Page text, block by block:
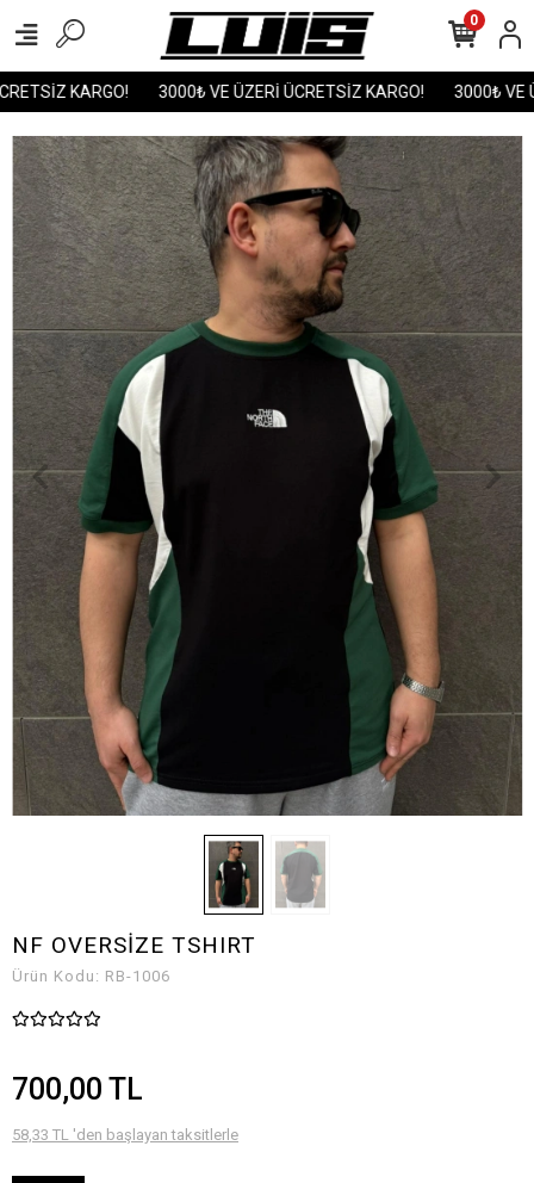
KARGO! 3000₺ VE ÜZERİ ÜCRETSİZ KARGO! 3000₺ VE
0
NF OVERSİZE TSHIRT
Ürün Kodu: RB-1006
700,00 TL
58,33 TL 'den başlayan taksitlerle